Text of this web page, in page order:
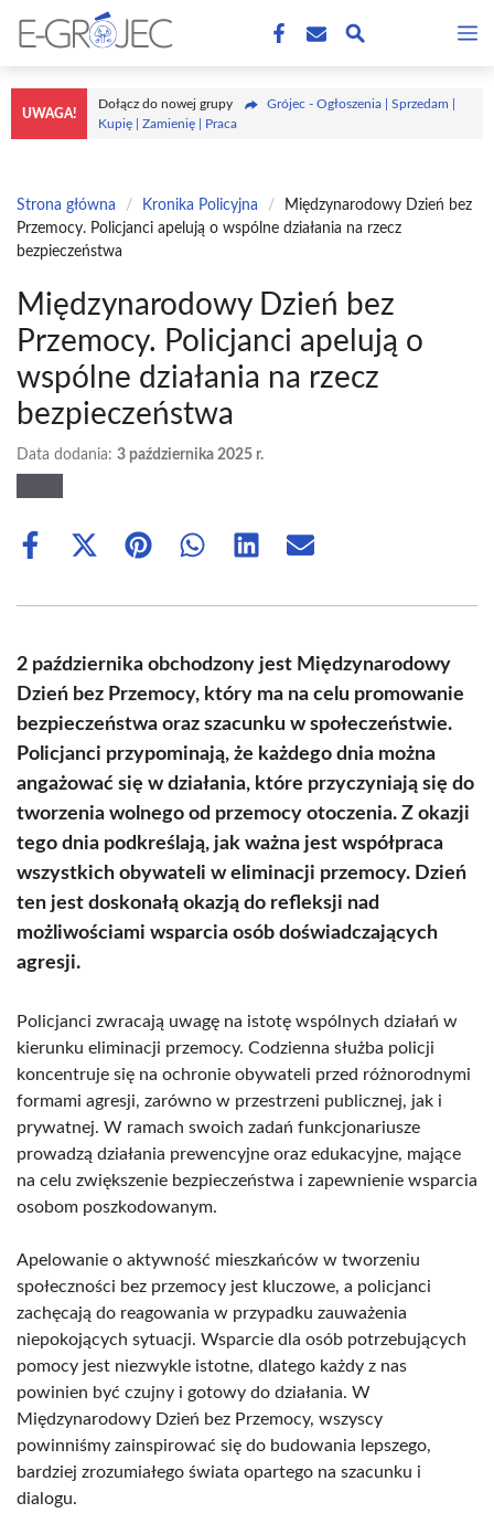
treści
UWAGA!
Dołącz do nowej grupy
Grójec - Ogłoszenia | Sprzedam |
Kupię | Zamienię | Praca
Strona główna / Kronika Policyjna /
Międzynarodowy Dzień bez
Przemocy. Policjanci apelują o wspólne działania na rzecz
bezpieczeństwa
Międzynarodowy Dzień bez
Przemocy. Policjanci apelują o
wspólne działania na rzecz
bezpieczeństwa
Data dodania: 3 października 2025 r.
Share
Share
(Twitter)
Share Share Share Share
2 października obchodzony jest Międzynarodowy
Dzień bez Przemocy, który ma na celu promowanie
bezpieczeństwa oraz szacunku w społeczeństwie.
Policjanci przypominają, że każdego dnia można
angażować się w działania, które przyczyniają się do
tworzenia wolnego od przemocy otoczenia. Z okazji
tego dnia podkreślają, jak ważna jest współpraca
wszystkich obywateli w eliminacji przemocy. Dzień
ten jest doskonałą okazją do refleksji nad
możliwościami wsparcia osób doświadczających
agresji.
Policjanci zwracają uwagę na istotę wspólnych działań w
kierunku eliminacji przemocy. Codzienna służba policji
koncentruje się na ochronie obywateli przed różnorodnymi
formami agresji, zarówno w przestrzeni publicznej, jak i
prywatnej. W ramach swoich zadań funkcjonariusze
prowadzą działania prewencyjne oraz edukacyjne, mające
na celu zwiększenie bezpieczeństwa i zapewnienie wsparcia
osobom poszkodowanym.
Apelowanie o aktywność mieszkańców w tworzeniu
społeczności bez przemocy jest kluczowe, a policjanci
zachęcają do reagowania w przypadku zauważenia
niepokojących sytuacji. Wsparcie dla osób potrzebujących
pomocy jest niezwykle istotne, dlatego każdy z nas
powinien być czujny i gotowy do działania. W
Międzynarodowy Dzień bez Przemocy, wszyscy
powinniśmy zainspirować się do budowania lepszego,
bardziej zrozumiałego świata opartego na szacunku i
dialogu.